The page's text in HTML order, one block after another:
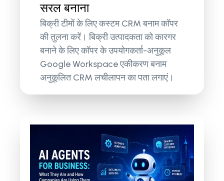
सरल बनाना
बिक्री टीमों के लिए कस्टम CRM बनाम कॉपर
की तुलना करें। बिक्री उत्पादकता को कारगर
बनाने के लिए कॉपर के उपयोगकर्ता-अनुकूल
Google Workspace एकीकरण बनाम
अनुकूलित CRM लचीलापन का पता लगाएं।